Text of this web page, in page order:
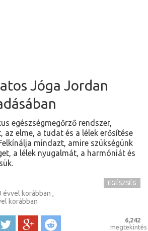
Jóga Jordan
egészségmegőrző rendszer,
az elme, a tudat és a lélek erősítése
mindazt, amire szükségünk
a lélek nyugalmát, a harmóniát és
évvel korábban ,
korábban
EGÉSZSÉG
Tweet Google+ Reddit
6,242
megtekintés